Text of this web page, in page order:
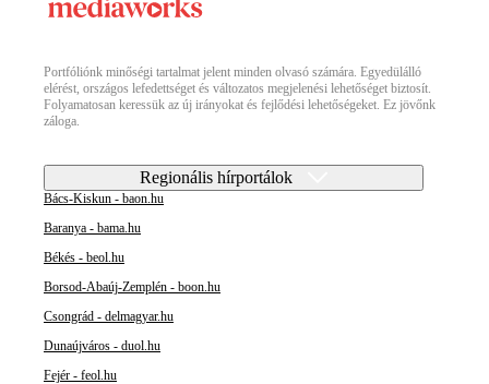
Portfóliónk minőségi tartalmat jelent minden olvasó számára. Egyedülálló
elérést, országos lefedettséget és változatos megjelenési lehetőséget biztosít.
Folyamatosan keressük az új irányokat és fejlődési lehetőségeket. Ez jövőnk
záloga.
Regionális hírportálok
Bács-Kiskun - baon.hu
Baranya - bama.hu
Békés - beol.hu
Borsod-Abaúj-Zemplén - boon.hu
Csongrád - delmagyar.hu
Dunaújváros - duol.hu
Fejér - feol.hu